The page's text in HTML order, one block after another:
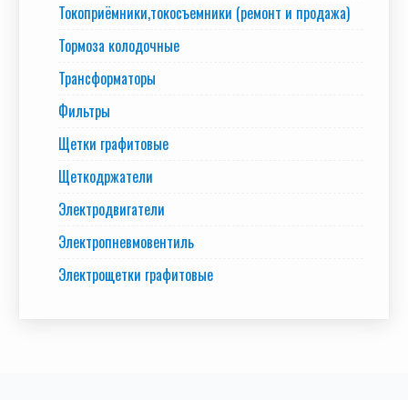
Токоприёмники,токосъемники (ремонт и продажа)
Тормоза колодочные
Трансформаторы
Фильтры
Щетки графитовые
Щеткодржатели
Электродвигатели
Электропневмовентиль
Электрощетки графитовые